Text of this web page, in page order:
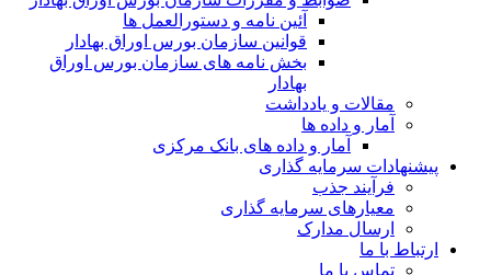
آئین نامه و دستورالعمل ها
قوانین سازمان بورس اوراق بهادار
بخش نامه های سازمان بورس اوراق
بهادار
مقالات و یادداشت
آمار و داده ها
آمار و داده های بانک مرکزی
پیشنهادات سرمایه گذاری
فرآیند جذب
معیارهای سرمایه گذاری
ارسال مدارک
ارتباط با ما
تماس با ما